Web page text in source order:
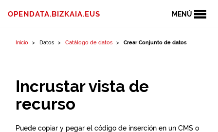
MENÚ
OPENDATA.BIZKAIA.EUS
Inicio Datos Catálogo de datos Crear Conjunto de datos
Incrustar vista de
recurso
Puede copiar y pegar el código de inserción en un CMS o